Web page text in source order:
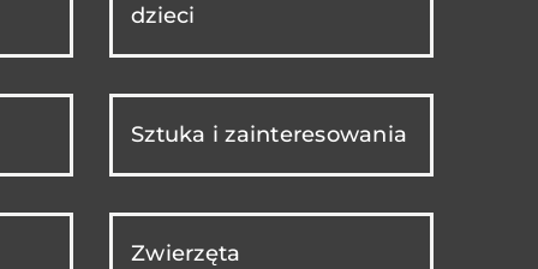
dzieci
Sztuka i zainteresowania
Zwierzęta